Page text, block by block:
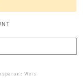
Weis